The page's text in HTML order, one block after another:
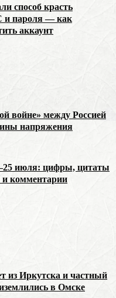
способ красть
и пароля — как
аккаунт
войне» между Россией
напряжения
июля: цифры, цитаты
комментарии
из Иркутска и частный
в Омске